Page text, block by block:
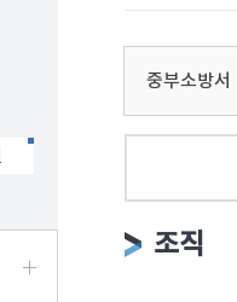
중부소방서
조직